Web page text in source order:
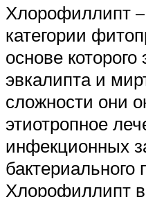
Хлорофиллипт –
категории
основе которого
эвкалипта и
сложности они
этиотропное
инфекционных
Хлорофиллипт